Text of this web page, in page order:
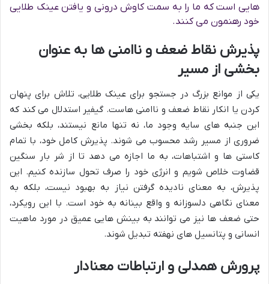
هایی است که ما را به سمت کاوش درونی و یافتن عینک طلایی
خود رهنمون می کنند.
پذیرش نقاط ضعف و ناامنی ها به عنوان
بخشی از مسیر
یکی از موانع بزرگ در جستجو برای عینک طلایی، تلاش برای پنهان
کردن یا انکار نقاط ضعف و ناامنی هاست. گیفیر استدلال می کند که
این جنبه های سایه وجود ما، نه تنها مانع نیستند، بلکه بخشی
ضروری از مسیر رشد محسوب می شوند. پذیرش کامل خود، با تمام
کاستی ها و اشتباهات، به ما اجازه می دهد تا از شر بار سنگین
قضاوت خلاص شویم و انرژی خود را صرف تحول سازنده کنیم. این
پذیرش، به معنای نادیده گرفتن نیاز به بهبود نیست، بلکه به
معنای نگاهی دلسوزانه و واقع بینانه به خود است. با این رویکرد،
حتی ضعف ها نیز می توانند به بینش هایی عمیق در مورد ماهیت
انسانی و پتانسیل های نهفته تبدیل شوند.
پرورش همدلی و ارتباطات معنادار